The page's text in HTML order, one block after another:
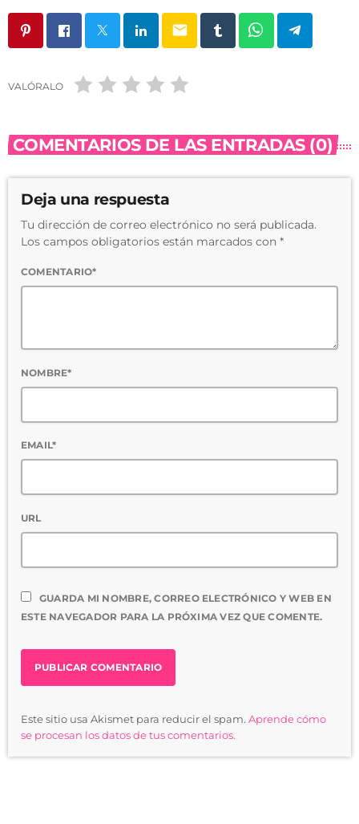
email
VALÓRALO
COMENTARIOS DE LAS ENTRADAS (0)
Deja una respuesta
Tu dirección de correo electrónico no será publicada.
Los campos obligatorios están marcados con *
COMENTARIO*
NOMBRE*
EMAIL*
URL
GUARDA MI NOMBRE, CORREO ELECTRÓNICO Y WEB EN
ESTE NAVEGADOR PARA LA PRÓXIMA VEZ QUE COMENTE.
Este sitio usa Akismet para reducir el spam. Aprende cómo
se procesan los datos de tus comentarios.